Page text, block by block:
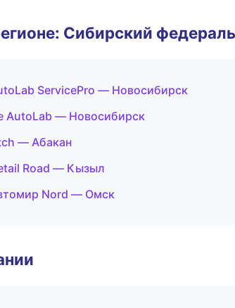
Сибирский
ServicePro — Новосибирск
AutoLab — Новосибирск
— Абакан
Road — Кызыл
Nord — Омск